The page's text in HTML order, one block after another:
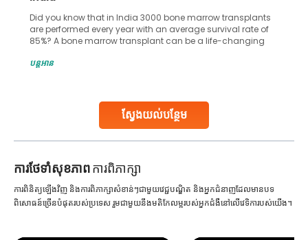
ស្វែងយល់បន្ថែម
Did you know that in India 3000 bone marrow transplants
are performed every year with an average survival rate of
85%? A bone marrow transplant can be a life-changing
make all the difference. India has some of the world’s
បន្តអាន
ការ​ថែទាំ​សុខភាពការពិភាក្សា
ការពិនិត្យឡើងវិញ និងការពិភាក្សាសំខាន់ៗជាមួយវេជ្ជបណ្ឌិត និងអ្នកជំនាញដែលមានបទ
ពិសោធន៍ច្រើនបំផុតរបស់ប្រទេស រួមជាមួយនឹងមតិកែលម្អរបស់អ្នកជំងឺនៅលើវេទិការបស់យើង។